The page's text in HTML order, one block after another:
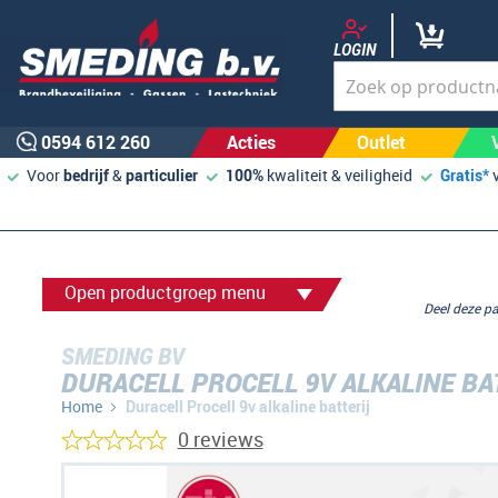
LOGIN
0594 612 260 Acties Outlet
Voorbedrijf&particulier 100% kwaliteit & veiligheid Gratis*
Open productgroep menu
SMEDING BV
DURACELL PROCELL 9V ALKALINE
Home Duracell Procell 9v alkaline batterij
Deel deze
0 reviews
Ga